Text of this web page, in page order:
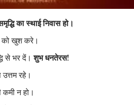
का स्थाई निवास हो।
को खुश करे।
से भर दें।शुभ धनतेरस!
रहे।
न हो।